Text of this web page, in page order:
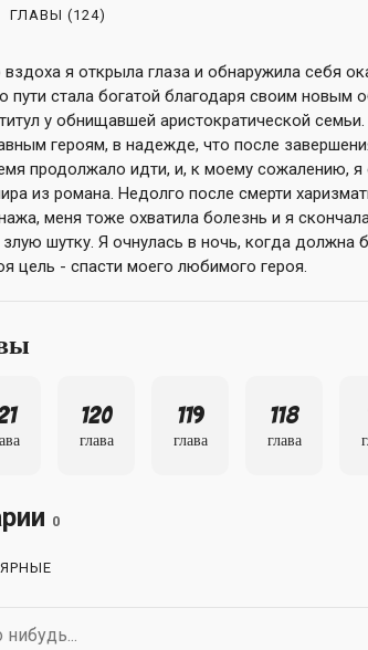
ГЛАВЫ (124)
вздоха я открыла глаза и обнаружила себя
пути стала богатой благодаря своим новым
у обнищавшей аристократической
героям, в надежде, что после
продолжало идти, и, к моему сожалению, я
из романа. Недолго после смерти
меня тоже охватила болезнь и я
шутку. Я очнулась в ночь, когда должна
цель - спасти моего любимого героя.
120
глава
119
глава
118
глава
0